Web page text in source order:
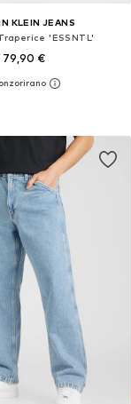
KLEIN JEANS
'ESSNTL'
79,90 €
u više veličina